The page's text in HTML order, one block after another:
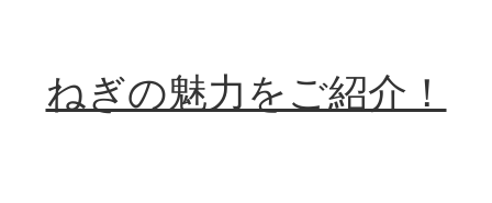
ねぎの魅力をご紹介！